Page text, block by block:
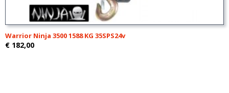
Warrior Ninja 3500 1588 KG 35SPS24v
€ 182,00